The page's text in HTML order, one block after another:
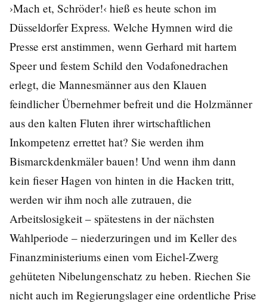
›Mach et, Schröder!‹ hieß es heute schon im
Düsseldorfer Express. Welche Hymnen wird die
Presse erst anstimmen, wenn Gerhard mit hartem
Speer und festem Schild den Vodafonedrachen
erlegt, die Mannesmänner aus den Klauen
feindlicher Übernehmer befreit und die Holzmänner
aus den kalten Fluten ihrer wirtschaftlichen
Inkompetenz errettet hat? Sie werden ihm
Bismarckdenkmäler bauen! Und wenn ihm dann
kein fieser Hagen von hinten in die Hacken tritt,
werden wir ihm noch alle zutrauen, die
Arbeitslosigkeit – spätestens in der nächsten
Wahlperiode – niederzuringen und im Keller des
Finanzministeriums einen vom Eichel-Zwerg
gehüteten Nibelungenschatz zu heben. Riechen Sie
nicht auch im Regierungslager eine ordentliche Prise